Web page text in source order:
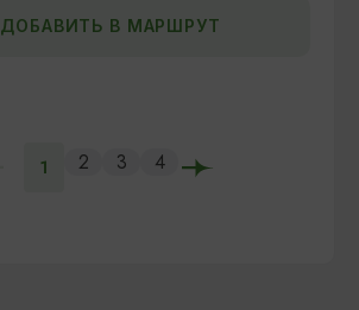
ДОБАВИТЬ В МАРШРУТ
1 2 3 4